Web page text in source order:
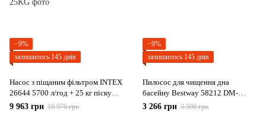
−9%
залишилось 145 днів
Насос з піщаним фільтром INTEX
26644 5700 л/год + 25 кг піску
DM-26644-PIASEK-25KG
9 963 грн 10 976 грн
−9%
залишилось 145 днів
Пилосос для чищення дна
басейну Bestway 58212 DM-
58212
3 266 грн 3 598 грн